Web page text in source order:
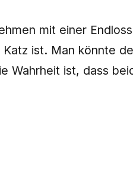
mit einer
ist. Man könnte
ist, dass